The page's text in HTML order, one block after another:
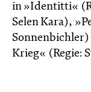
in »Identitti«
Selen Kara),
Sonnenbichler)
Krieg« (Regie: